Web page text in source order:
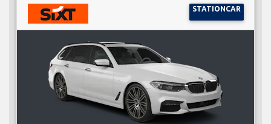
STATIONCAR